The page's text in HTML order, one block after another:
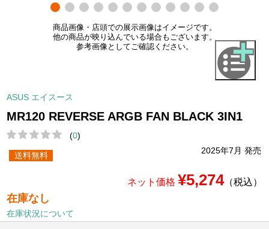
商品画像・店頭での展示画像はイメージです。
他の商品が映り込んでいる場合もございます。
参考画像としてご確認ください。
ASUS エイスース
MR120 REVERSE ARGB FAN BLACK 3IN1
(0)
2025年7月 発売
送料無料
ネット価格 ¥5,274（税込）
在庫なし
在庫状況について